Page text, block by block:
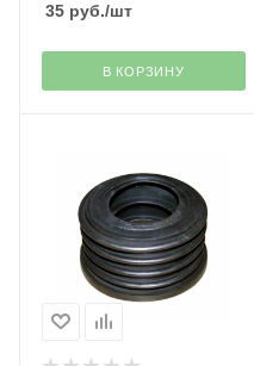
35 руб./шт
В КОРЗИНУ